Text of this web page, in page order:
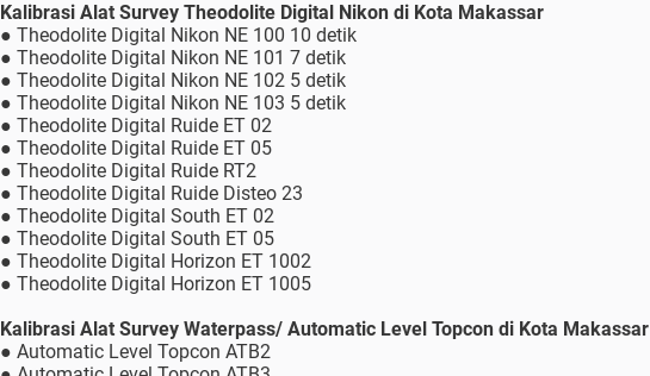
Kalibrasi Alat Survey Theodolite Digital Nikon di Kota Makassar
● Theodolite Digital Nikon NE 100 10 detik
● Theodolite Digital Nikon NE 101 7 detik
● Theodolite Digital Nikon NE 102 5 detik
● Theodolite Digital Nikon NE 103 5 detik
● Theodolite Digital Ruide ET 02
● Theodolite Digital Ruide ET 05
● Theodolite Digital Ruide RT2
● Theodolite Digital Ruide Disteo 23
● Theodolite Digital South ET 02
● Theodolite Digital South ET 05
● Theodolite Digital Horizon ET 1002
● Theodolite Digital Horizon ET 1005
Kalibrasi Alat Survey Waterpass/ Automatic Level Topcon di Kota Makassar
● Automatic Level Topcon ATB2